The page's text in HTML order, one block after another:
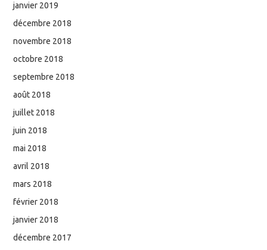
janvier 2019
décembre 2018
novembre 2018
octobre 2018
septembre 2018
août 2018
juillet 2018
juin 2018
mai 2018
avril 2018
mars 2018
février 2018
janvier 2018
décembre 2017